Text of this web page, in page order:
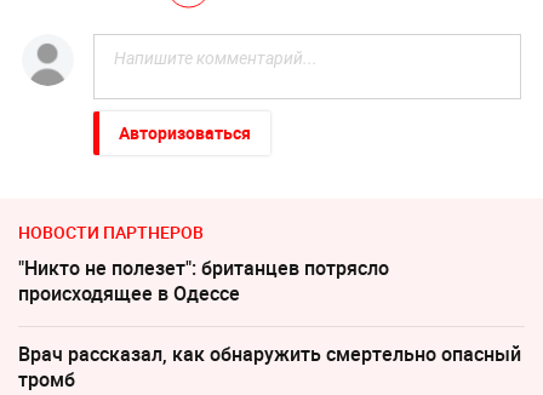
Авторизоваться
НОВОСТИ ПАРТНЕРОВ
"Никто не полезет": британцев потрясло
происходящее в Одессе
Врач рассказал, как обнаружить смертельно опасный
тромб